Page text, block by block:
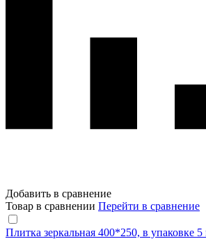
Добавить в сравнение
Товар в сравнении Перейти в сравнение
Плитка зеркальная 400*250, в упаковке